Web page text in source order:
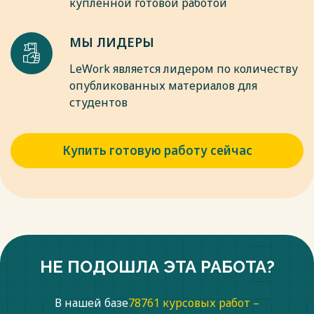
МЫ ЛИДЕРЫ
LeWork является лидером по количеству
опубликованных материалов для
студентов
Купить готовую работу сейчас
НЕ ПОДОШЛА ЭТА РАБОТА?
В нашей базе78761 курсовых работ –